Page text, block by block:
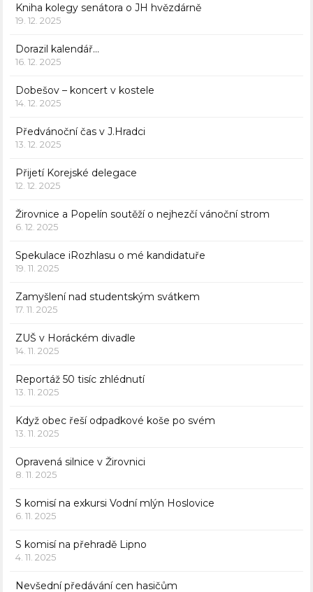
Kniha kolegy senátora o JH hvězdárně
19. 12. 2025
Dorazil kalendář…
16. 12. 2025
Dobešov – koncert v kostele
14. 12. 2025
Předvánoční čas v J.Hradci
13. 12. 2025
Přijetí Korejské delegace
12. 12. 2025
Žirovnice a Popelín soutěží o nejhezčí vánoční strom
6. 12. 2025
Spekulace iRozhlasu o mé kandidatuře
19. 11. 2025
Zamyšlení nad studentským svátkem
17. 11. 2025
ZUŠ v Horáckém divadle
14. 11. 2025
Reportáž 50 tisíc zhlédnutí
13. 11. 2025
Když obec řeší odpadkové koše po svém
13. 11. 2025
Opravená silnice v Žirovnici
8. 11. 2025
S komisí na exkursi Vodní mlýn Hoslovice
6. 11. 2025
S komisí na přehradě Lipno
4. 11. 2025
Nevšední předávání cen hasičům